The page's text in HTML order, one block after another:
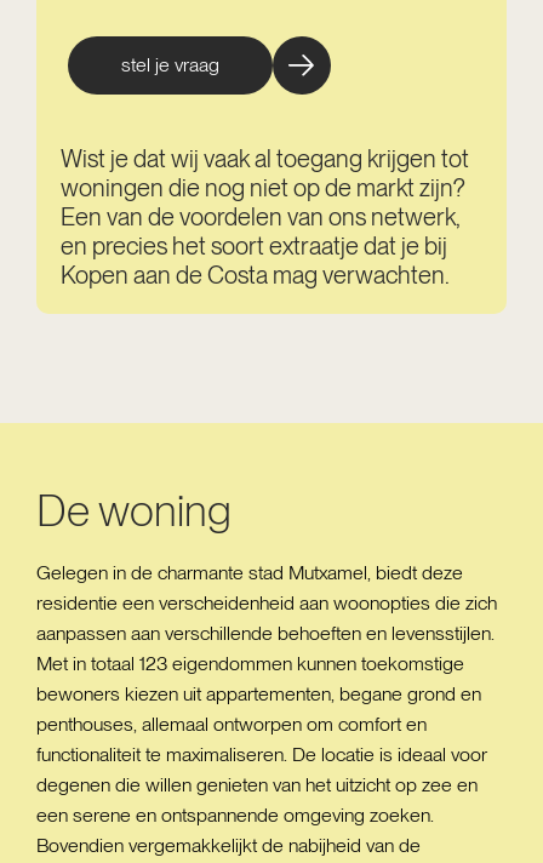
stel je vraag
Wist je dat wij vaak al toegang krijgen tot
woningen die nog niet op de markt zijn?
Een van de voordelen van ons netwerk,
en precies het soort extraatje dat je bij
Kopen aan de Costa mag verwachten.
De woning
Gelegen in de charmante stad Mutxamel, biedt deze
residentie een verscheidenheid aan woonopties die zich
aanpassen aan verschillende behoeften en levensstijlen.
Met in totaal 123 eigendommen kunnen toekomstige
bewoners kiezen uit appartementen, begane grond en
penthouses, allemaal ontworpen om comfort en
functionaliteit te maximaliseren. De locatie is ideaal voor
degenen die willen genieten van het uitzicht op zee en
een serene en ontspannende omgeving zoeken.
Bovendien vergemakkelijkt de nabijheid van de